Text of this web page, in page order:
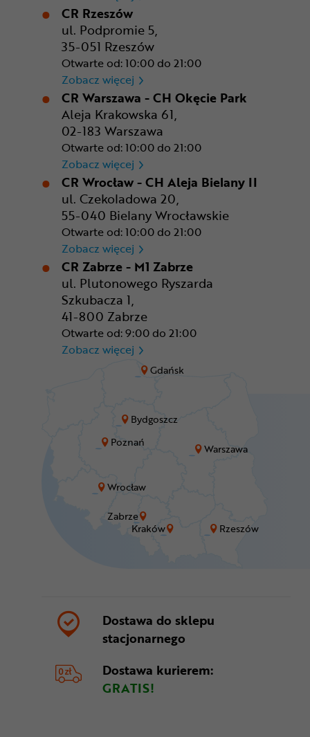
Bydgoszcz
Gdańsk
Kraków
Poznań
Rzeszów
Warszawa
Wrocław
Zabrze
CR Rzeszów
ul. Podpromie 5,
35-051 Rzeszów
Otwarte od: 10:00 do 21:00
Zobacz więcej CR Rzeszów
CR Warszawa - CH Okęcie Park
Aleja Krakowska 61,
02-183 Warszawa
Otwarte od: 10:00 do 21:00
Zobacz więcej CR Warszawa - CH Okęcie
CR Wrocław - CH Aleja Bielany II
ul. Czekoladowa 20,
55-040 Bielany Wrocławskie
Otwarte od: 10:00 do 21:00
Zobacz więcej CR Wrocław - CH Aleja
CR Zabrze - M1 Zabrze
ul. Plutonowego Ryszarda
Szkubacza 1,
41-800 Zabrze
Otwarte od: 9:00 do 21:00
Zobacz więcej CR Zabrze - M1 Zabrze
Dostawa do sklepu
stacjonarnego
Dostawa kurierem:
GRATIS!